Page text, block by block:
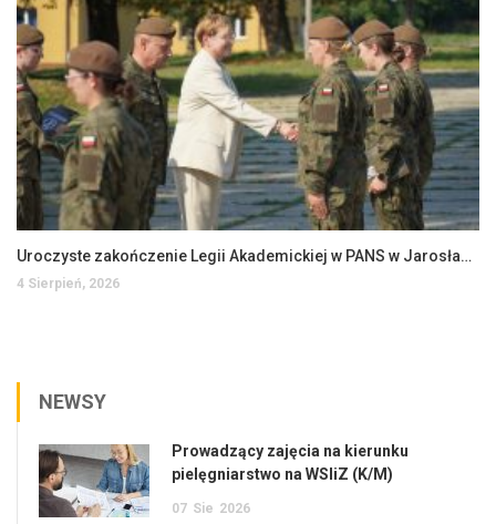
Uroczyste zakończenie Legii Akademickiej w PANS w Jarosławiu
4 Sierpień, 2026
NEWSY
Prowadzący zajęcia na kierunku
pielęgniarstwo na WSIiZ (K/M)
07 Sie 2026